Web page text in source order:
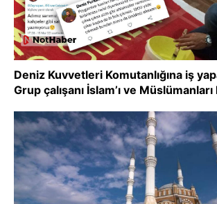
Deniz Kuvvetleri Komutanlığına iş
Grup çalışanı İslam’ı ve